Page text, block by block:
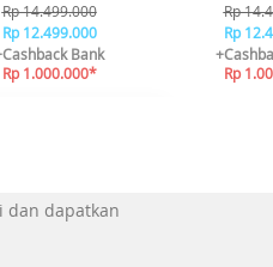
Rp 14.499.000
Rp 12.499.000
Bank
Rp 1.000.000*
Rp
Rp
Rp
dan dapatkan